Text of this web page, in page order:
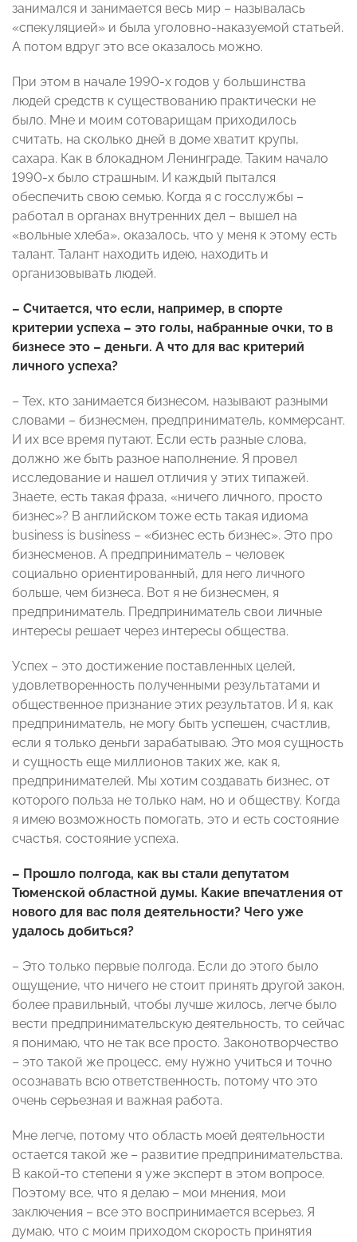
занимался и занимается весь мир – называлась
«спекуляцией» и была уголовно-наказуемой статьей.
А потом вдруг это все оказалось можно.
При этом в начале 1990-х годов у большинства
людей средств к существованию практически не
было. Мне и моим сотоварищам приходилось
считать, на сколько дней в доме хватит крупы,
сахара. Как в блокадном Ленинграде. Таким начало
1990-х было страшным. И каждый пытался
обеспечить свою семью. Когда я с госслужбы –
работал в органах внутренних дел – вышел на
«вольные хлеба», оказалось, что у меня к этому есть
талант. Талант находить идею, находить и
организовывать людей.
– Считается, что если, например, в спорте
критерии успеха – это голы, набранные очки, то в
бизнесе это – деньги. А что для вас критерий
личного успеха?
– Тех, кто занимается бизнесом, называют разными
словами – бизнесмен, предприниматель, коммерсант.
И их все время путают. Если есть разные слова,
должно же быть разное наполнение. Я провел
исследование и нашел отличия у этих типажей.
Знаете, есть такая фраза, «ничего личного, просто
бизнес»? В английском тоже есть такая идиома
business is business – «бизнес есть бизнес». Это про
бизнесменов. А предприниматель – человек
социально ориентированный, для него личного
больше, чем бизнеса. Вот я не бизнесмен, я
предприниматель. Предприниматель свои личные
интересы решает через интересы общества.
Успех – это достижение поставленных целей,
удовлетворенность полученными результатами и
общественное признание этих результатов. И я, как
предприниматель, не могу быть успешен, счастлив,
если я только деньги зарабатываю. Это моя сущность
и сущность еще миллионов таких же, как я,
предпринимателей. Мы хотим создавать бизнес, от
которого польза не только нам, но и обществу. Когда
я имею возможность помогать, это и есть состояние
счастья, состояние успеха.
– Прошло полгода, как вы стали депутатом
Тюменской областной думы. Какие впечатления от
нового для вас поля деятельности? Чего уже
удалось добиться?
– Это только первые полгода. Если до этого было
ощущение, что ничего не стоит принять другой закон,
более правильный, чтобы лучше жилось, легче было
вести предпринимательскую деятельность, то сейчас
я понимаю, что не так все просто. Законотворчество
– это такой же процесс, ему нужно учиться и точно
осознавать всю ответственность, потому что это
очень серьезная и важная работа.
Мне легче, потому что область моей деятельности
остается такой же – развитие предпринимательства.
В какой-то степени я уже эксперт в этом вопросе.
Поэтому все, что я делаю – мои мнения, мои
заключения – все это воспринимается всерьез. Я
думаю, что с моим приходом скорость принятия